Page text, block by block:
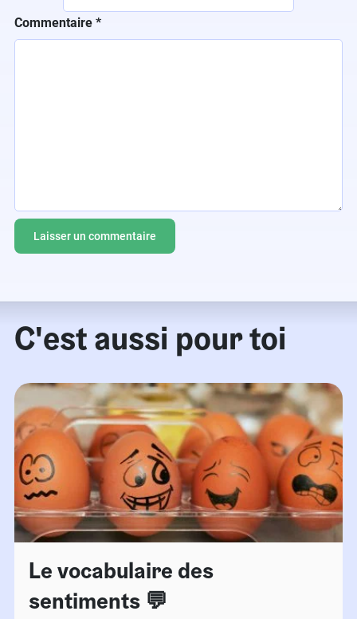
Commentaire *
C'est aussi pour toi
Le vocabulaire des
sentiments 💬